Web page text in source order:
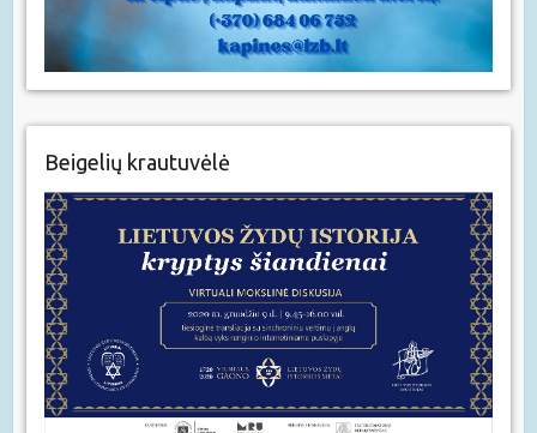
Beigelių krautuvėlė